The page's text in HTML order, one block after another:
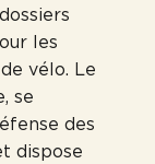
les
vélo. Le
se
des
dispose